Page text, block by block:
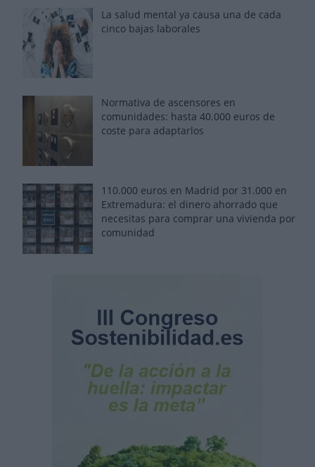
La salud mental ya causa una de cada
cinco bajas laborales
Normativa de ascensores en
comunidades: hasta 40.000 euros de
coste para adaptarlos
110.000 euros en Madrid por 31.000 en
Extremadura: el dinero ahorrado que
necesitas para comprar una vivienda por
comunidad